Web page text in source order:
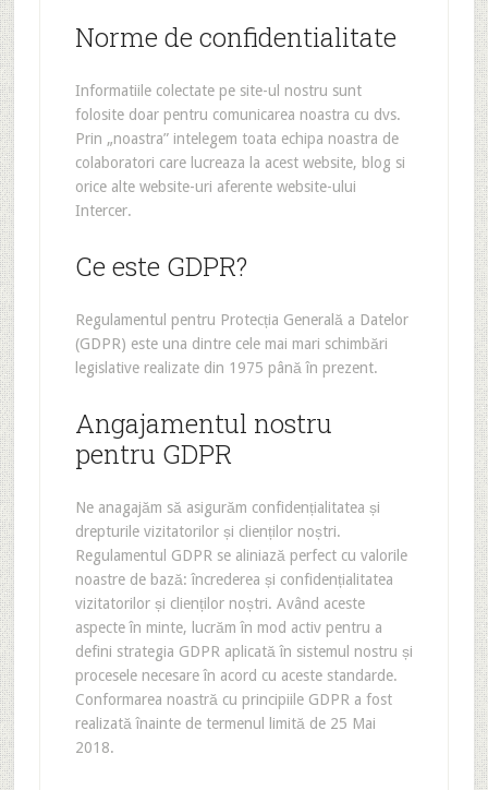
Norme de confidentialitate
Informatiile colectate pe site-ul nostru sunt
folosite doar pentru comunicarea noastra cu dvs.
Prin „noastra” intelegem toata echipa noastra de
colaboratori care lucreaza la acest website, blog si
orice alte website-uri aferente website-ului
Intercer.
Ce este GDPR?
Regulamentul pentru Protecția Generală a Datelor
(GDPR) este una dintre cele mai mari schimbări
legislative realizate din 1975 până în prezent.
Angajamentul nostru
pentru GDPR
Ne anagajăm să asigurăm confidențialitatea și
drepturile vizitatorilor și clienților noștri.
Regulamentul GDPR se aliniază perfect cu valorile
noastre de bază: încrederea și confidențialitatea
vizitatorilor și clienților noștri. Având aceste
aspecte în minte, lucrăm în mod activ pentru a
defini strategia GDPR aplicată în sistemul nostru și
procesele necesare în acord cu aceste standarde.
Conformarea noastră cu principiile GDPR a fost
realizată înainte de termenul limită de 25 Mai
2018.